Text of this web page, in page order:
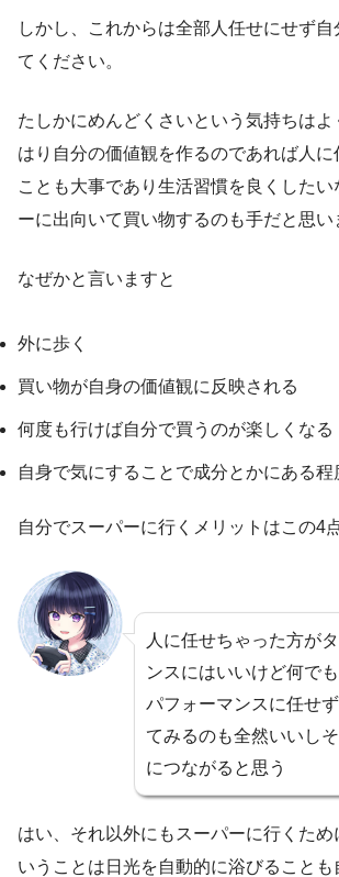
しかし、これからは全部人任せにせず
てください。
たしかにめんどくさいという気持ちは
はり自分の価値観を作るのであれば人に
ことも大事であり生活習慣を良くした
ーに出向いて買い物するのも手だと思い
なぜかと言いますと
外に歩く
買い物が自身の価値観に反映される
何度も行けば自分で買うのが楽しくなる
自身で気にすることで成分とかにある程
自分でスーパーに行くメリットはこの4
人に任せちゃった方が
ンスにはいいけど何で
パフォーマンスに任せ
てみるのも全然いいし
につながると思う
はい、それ以外にもスーパーに行くため
いうことは日光を自動的に浴びることも